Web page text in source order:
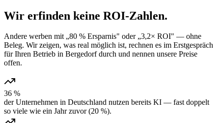
Wir erfinden keine ROI-Zahlen.
Andere werben mit „80 % Ersparnis" oder „3,2× ROI" — ohne
Beleg. Wir zeigen, was real möglich ist, rechnen es im Erstgespräch
für Ihren Betrieb in Bergedorf durch und nennen unsere Preise
offen.
36 %
der Unternehmen in Deutschland nutzen bereits KI — fast doppelt
so viele wie ein Jahr zuvor (20 %).